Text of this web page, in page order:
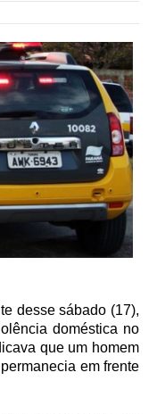
desse sábado (17),
doméstica no
que um homem
em frente